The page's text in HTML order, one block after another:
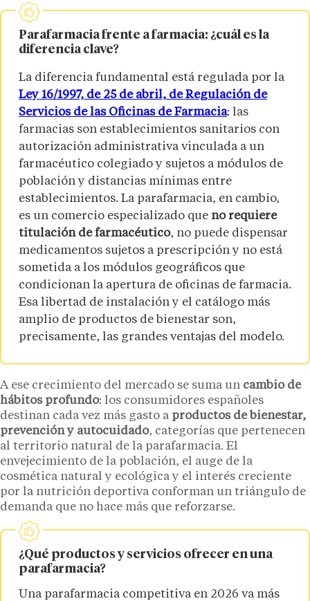
Parafarmacia frente a farmacia: ¿cuál es la
diferencia clave?
La diferencia fundamental está regulada por la
Ley 16/1997, de 25 de abril, de Regulación de
Servicios de las Oficinas de Farmacia: las
farmacias son establecimientos sanitarios con
autorización administrativa vinculada a un
farmacéutico colegiado y sujetos a módulos de
población y distancias mínimas entre
establecimientos. La parafarmacia, en cambio,
es un comercio especializado que no requiere
titulación de farmacéutico, no puede dispensar
medicamentos sujetos a prescripción y no está
sometida a los módulos geográficos que
condicionan la apertura de oficinas de farmacia.
Esa libertad de instalación y el catálogo más
amplio de productos de bienestar son,
precisamente, las grandes ventajas del modelo.
A ese crecimiento del mercado se suma un cambio de
hábitos profundo: los consumidores españoles
destinan cada vez más gasto a productos de bienestar,
prevención y autocuidado, categorías que pertenecen
al territorio natural de la parafarmacia. El
envejecimiento de la población, el auge de la
cosmética natural y ecológica y el interés creciente
por la nutrición deportiva conforman un triángulo de
demanda que no hace más que reforzarse.
¿Qué productos y servicios ofrecer en una
parafarmacia?
Una parafarmacia competitiva en 2026 va más